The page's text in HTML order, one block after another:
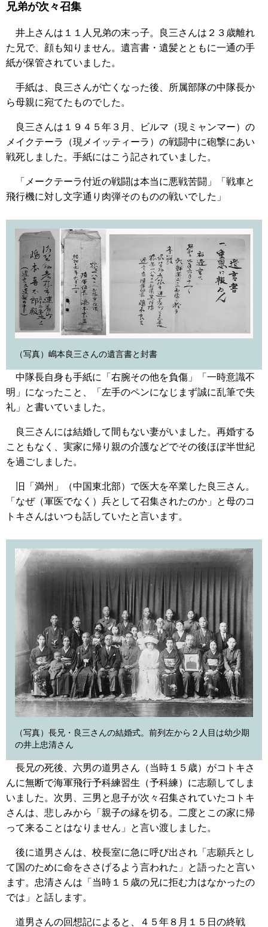
兄弟が次々召集
井上さんは１１人兄弟の末っ子。良三さんは２３歳離れ
た兄で、顔も知りません。遺言書・遺髪とともに一通の手
紙が保管されていました。
手紙は、良三さんが亡くなった後、所属部隊の中隊長か
ら母親に宛てたものでした。
良三さんは１９４５年３月、ビルマ（現ミャンマー）の
メイクテーラ（現メイッティーラ）の戦闘中に砲撃にあい
戦死しました。手紙にはこう記されていました。
「メークテーラ付近の戦闘は本当に悪戦苦闘」「戦車と
飛行機に対し文字通り肉弾そのものの戦いでした」
（写真）嶋本良三さんの遺言書と封書
中隊長自身も手紙に「右腕その他を負傷」「一時意識不
明」になったこと、「左手のペンになじまず誠に乱筆で失
礼」と書いていました。
良三さんには結婚して間もない妻がいました。再婚する
こともなく、実家に帰り親の介護などでその後ほぼ半世紀
を過ごしました。
旧「満州」（中国東北部）で医大を卒業した良三さん。
「なぜ（軍医でなく）兵として召集されたのか」と母のコ
トキさんはいつも話していたと言います。
（写真）長兄・良三さんの結婚式。前列左から２人目は幼少期
の井上忠清さん
長兄の死後、六男の道男さん（当時１５歳）がコトキさ
んに無断で海軍飛行予科練習生（予科練）に志願してしま
いました。次男、三男と息子が次々召集されていたコトキ
さんは、悲しみから「親子の縁を切る。二度とこの家に帰
って来ることはなりません」と言い渡しました。
後に道男さんは、校長室に急に呼び出され「志願兵とし
て国のために命をささげるよう言われた」と語ったと言い
ます。忠清さんは「当時１５歳の兄に拒む力はなかったの
では」と話します。
道男さんの回想記によると、４５年８月１５日の終戦